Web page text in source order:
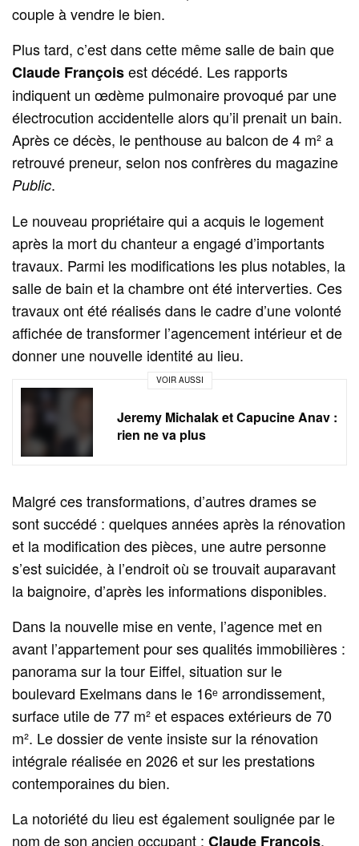
couple à vendre le bien.
Plus tard, c’est dans cette même salle de bain que
Claude Françoisest décédé. Les rapports
indiquent un œdème pulmonaire provoqué par une
électrocution accidentelle alors qu’il prenait un bain.
Après ce décès, le penthouse au balcon de 4 m² a
retrouvé preneur, selon nos confrères du magazine
Public.
Le nouveau propriétaire qui a acquis le logement
après la mort du chanteur a engagé d’importants
travaux. Parmi les modifications les plus notables, la
salle de bain et la chambre ont été interverties. Ces
travaux ont été réalisés dans le cadre d’une volonté
affichée de transformer l’agencement intérieur et de
donner une nouvelle identité au lieu.
VOIR AUSSI
Jeremy Michalak et Capucine Anav :
rien ne va plus
Malgré ces transformations, d’autres drames se
sont succédé : quelques années après la rénovation
et la modification des pièces, une autre personne
s’est suicidée, à l’endroit où se trouvait auparavant
la baignoire, d’après les informations disponibles.
Dans la nouvelle mise en vente, l’agence met en
avant l’appartement pour ses qualités immobilières :
panorama sur la tour Eiffel, situation sur le
boulevard Exelmans dans le 16ᵉ arrondissement,
surface utile de 77 m² et espaces extérieurs de 70
m². Le dossier de vente insiste sur la rénovation
intégrale réalisée en 2026 et sur les prestations
contemporaines du bien.
La notoriété du lieu est également soulignée par le
nom de son ancien occupant :Claude François,